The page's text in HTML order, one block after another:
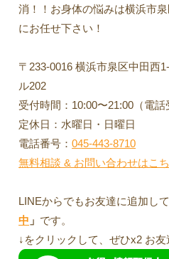
消！！お身体の悩みは横浜市
にお任せ下さい！
〒233-0016 横浜市泉区中田西
ル202
受付時間：10:00〜21:00（電話
定休日：水曜日・日曜日
電話番号：045-443-8710
無料相談 & お問い合わせはこ
LINEからでもお友達に追加して
中 」 です。
↓をクリックして、ぜひx2 お